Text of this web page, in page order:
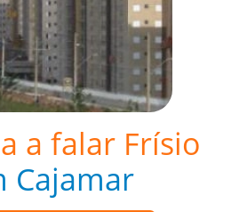
a falar Frísio
Cajamar